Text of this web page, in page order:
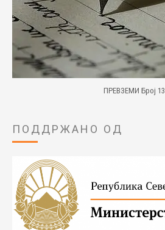
ПРЕВЗЕМИ Број 13
ПОДДРЖАНО ОД